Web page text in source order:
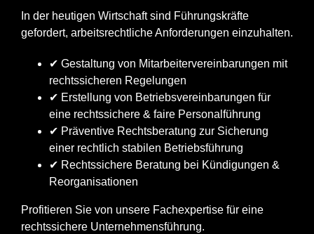
In der heutigen Wirtschaft sind Führungskräfte
gefordert, arbeitsrechtliche Anforderungen einzuhalten.
✔ Gestaltung von Mitarbeitervereinbarungen mit
rechtssicheren Regelungen
✔ Erstellung von Betriebsvereinbarungen für
eine rechtssichere & faire Personalführung
✔ Präventive Rechtsberatung zur Sicherung
einer rechtlich stabilen Betriebsführung
✔ Rechtssichere Beratung bei Kündigungen &
Reorganisationen
Profitieren Sie von unsere Fachexpertise für eine
rechtssichere Unternehmensführung.